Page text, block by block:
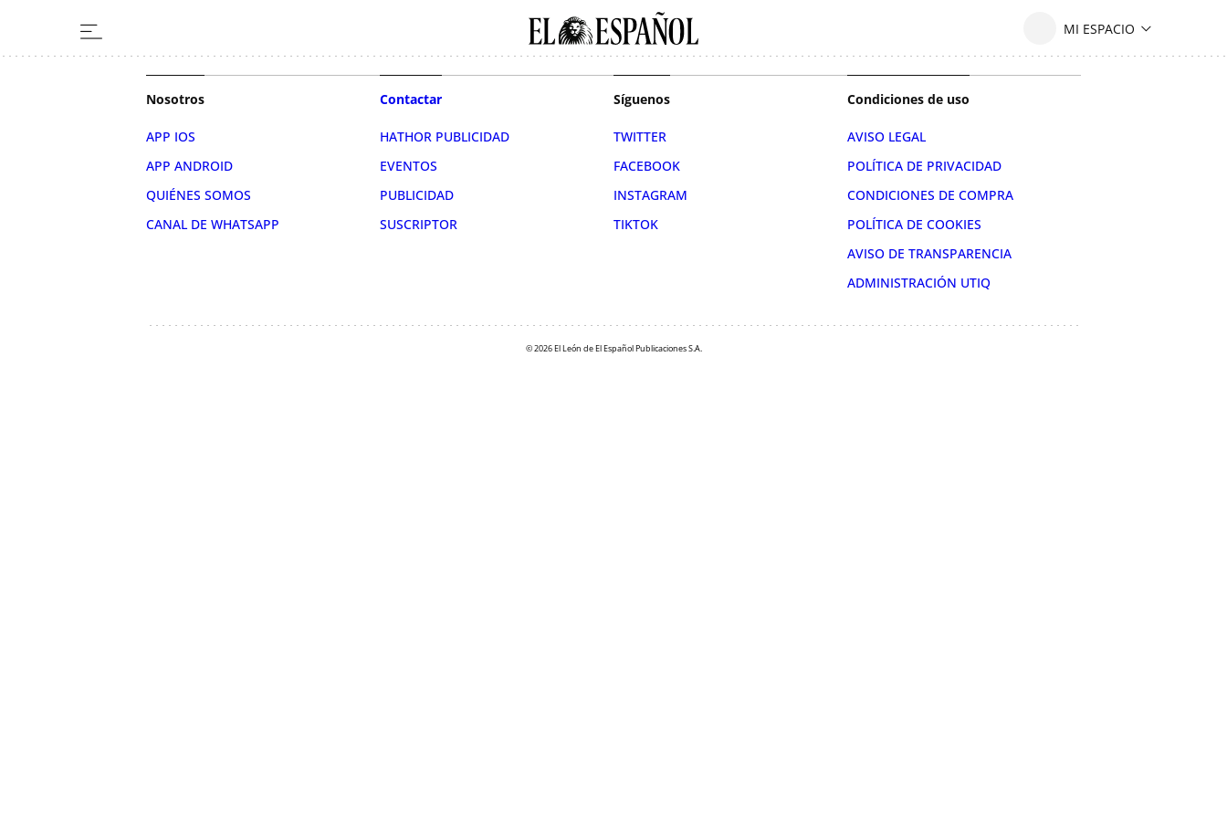
Nosotros
APP IOS
APP ANDROID
QUIÉNES SOMOS
CANAL DE WHATSAPP
Contactar
HATHOR PUBLICIDAD
EVENTOS
PUBLICIDAD
SUSCRIPTOR
Síguenos
TWITTER
FACEBOOK
INSTAGRAM
TIKTOK
Condiciones de uso
AVISO LEGAL
POLÍTICA DE PRIVACIDAD
CONDICIONES DE COMPRA
POLÍTICA DE COOKIES
AVISO DE TRANSPARENCIA
ADMINISTRACIÓN UTIQ
© 2026 El León de El Español Publicaciones S.A.